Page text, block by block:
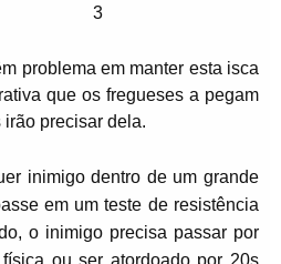
3
problema em manter esta isca
que os fregueses a pegam
precisar dela.
inimigo dentro de um grande
em um teste de resistência
o inimigo precisa passar por
ou ser atordoado por 20s